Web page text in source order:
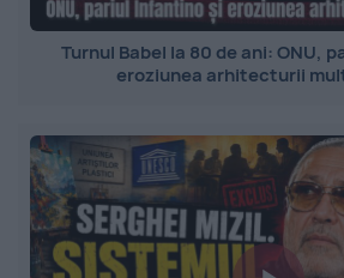
Turnul Babel la 80 de ani: ONU,
eroziunea arhitecturii